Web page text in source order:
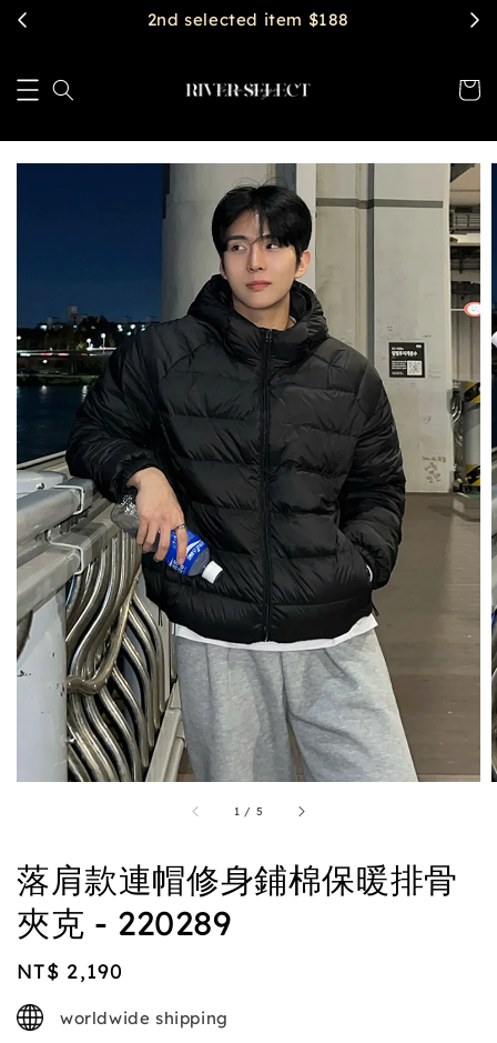
$2888 get free shipping
1 / 5
落肩款連帽修身鋪棉保暖排骨
夾克 - 220289
Regular
price
NT$ 2,190
worldwide shipping